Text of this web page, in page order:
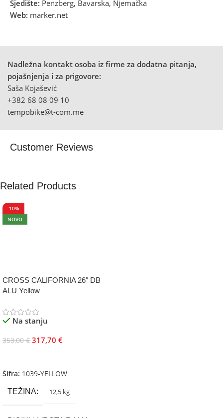
Sjedište: Penzberg, Bavarska, Njemačka
Web: marker.net
Nadležna kontakt osoba iz firme za dodatna pitanja,
pojašnjenja i za prigovore:
Saša Kojašević
+382 68 08 09 10
tempobike@t-com.me
Customer Reviews
Related Products
-10%
NOVO
CROSS CALIFORNIA 26″ DB
ALU Yellow
Na stanju
353,00€ 317,70 €
Šifra: 1039-YELLOW
TEŽINA 12,5 kg